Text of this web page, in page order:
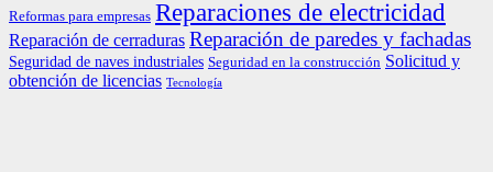
Reformas para empresas Reparaciones de electricidad
Reparación de cerraduras Reparación de paredes y fachadas
Seguridad de naves industriales Seguridad en la construcción Solicitud y
obtención de licencias Tecnología